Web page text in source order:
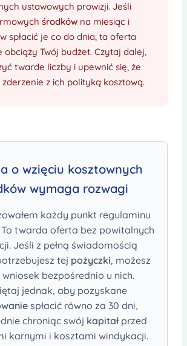
ustawowych prowizji. Jeśli
środkówna miesiąc i
spłacić je co do dnia, ta oferta
obciąży Twój budżet. Czytaj dalej,
twarde liczby i upewnić się, że
zderzenie z ich polityką kosztową.
o wzięciu kosztownych
wymaga rozwagi
każdy punkt regulaminu
To twarda oferta bez powitalnych
Jeśli z pełną świadomością
tej pożyczki, możesz
wniosek bezpośrednio u nich.
jednak, aby pozyskane
spłacić równo za 30 dni,
chroniąc swój kapitałprzed
karnymi i kosztami windykacji.